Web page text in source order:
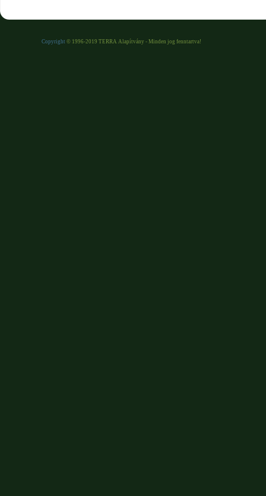
Copyright © 1996-2019 TERRA Alapítvány - Minden jog fenntartva!